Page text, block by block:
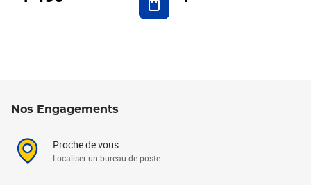
Nos Engagements
Proche de vous
Localiser un bureau de poste